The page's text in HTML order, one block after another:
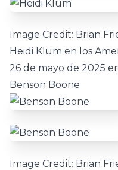
Image Credit: Brian
Heidi Klum en los
26 de mayo de 2025
Benson Boone
Image Credit: Brian